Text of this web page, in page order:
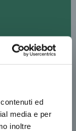
ed
media e per
inoltre